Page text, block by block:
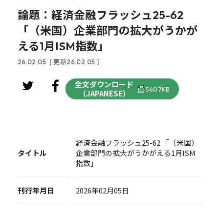
論題：経済金融フラッシュ25-62
「（米国）企業部門の拡大がうかが
える1月ISM指数」
26.02.05 [ 更新26.02.05 ]
全文ダウンロード
（JAPANESE）
560.7KB
タイトル
経済金融フラッシュ25-62 「（米国）
企業部門の拡大がうかがえる1月ISM
指数」
刊行年月日 2026年02月05日